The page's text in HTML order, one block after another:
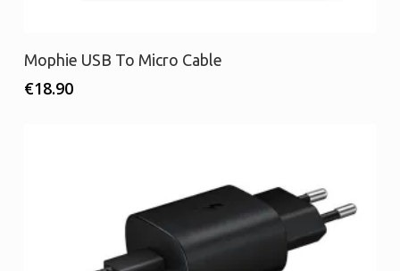
Διαβάστε περισσότερα
Mophie USB To Micro Cable
€18.90